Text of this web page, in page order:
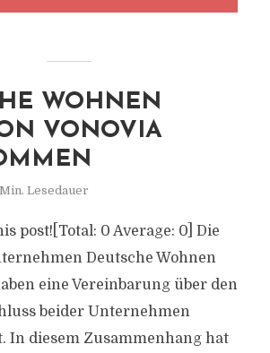
WOHNEN
VONOVIA
Lesedauer
post![Total: 0 Average: 0] Die
Deutsche Wohnen
eine Vereinbarung über den
beider Unternehmen
In diesem Zusammenhang hat